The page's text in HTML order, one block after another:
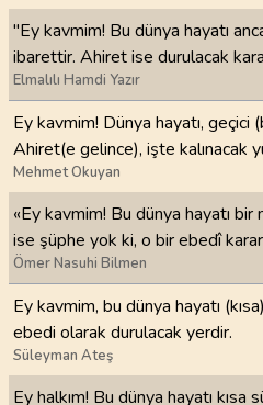
"Ey kavmim! Bu dünya hayatı
ibarettir. Ahiret ise durulacak
Elmalılı Hamdi Yazır
Ey kavmim! Dünya hayatı,
Ahiret(e gelince), işte kalınacak
Mehmet Okuyan
«Ey kavmim! Bu dünya hayatı
ise şüphe yok ki, o bir ebedî
Ömer Nasuhi Bilmen
Ey kavmim, bu dünya hayatı
ebedi olarak durulacak yerdir.
Süleyman Ateş
Ey halkım! Bu dünya hayatı kısa